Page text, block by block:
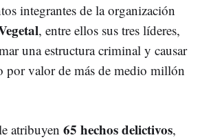
integrantes de la organización
, entre ellos sus tres líderes,
una estructura criminal y causar
por valor de más de medio millón
atribuyen 65 hechos delictivos,